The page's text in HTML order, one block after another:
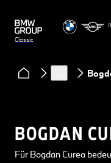
Classic
Clubs &
Podcast
BOGDAN
Für Bogdan Curea